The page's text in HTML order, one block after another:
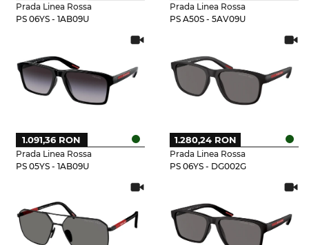
Prada Linea Rossa
PS 06YS - 1AB09U
Prada Linea Rossa
PS A50S - 5AV09U
Prada Linea Rossa
PS 05YS - 1AB09U
1.091,36 RON
Prada Linea Rossa
PS 06YS - DG002G
1.280,24 RON